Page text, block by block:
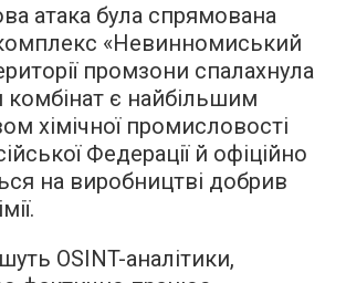
атака була спрямована
«Невинномиський
промзони спалахнула
є найбільшим
хімічної промисловості
Федерації й офіційно
на виробництві добрив
OSINT-аналітики,